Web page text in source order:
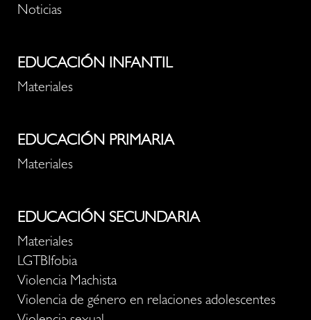
Noticias
EDUCACIÓN INFANTIL
Materiales
EDUCACIÓN PRIMARIA
Materiales
EDUCACIÓN SECUNDARIA
Materiales
LGTBIfobia
Violencia Machista
Violencia de género en relaciones adolescentes